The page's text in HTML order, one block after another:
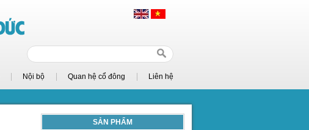
Nội bộ Quan hệ cổ đông Liên hệ
SẢN PHẨM